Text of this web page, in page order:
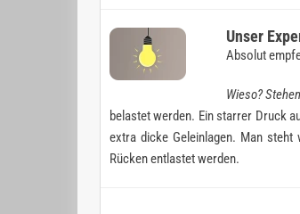
Unser
Absolut
Wieso?
belastet werden. Ein starrer Druck
extra dicke Geleinlagen. Man
Rücken entlastet werden.